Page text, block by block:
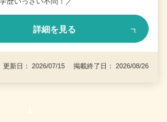
詳細を見る
更新日： 2026/07/15 掲載終了日： 2026/08/26
1